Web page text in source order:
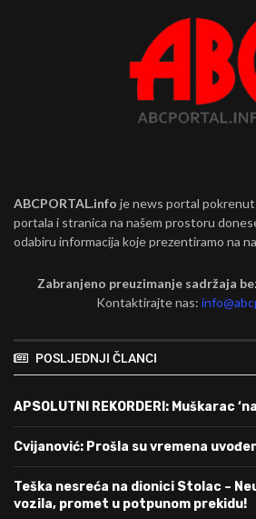
ABCPORTAL.info je news portal
portala i stranica na našem prostoru
odabiru informacija koje prezentiramo na
Zabranjeno preuzimanje sadržaja
Kontaktirajte nas:
POSLJEDNJI ČLANCI
APSOLUTNI REKORDERI: Muškarac
Cvijanović: Prošla su vremena
Teška nesreća na dionici Stolac –
vozila, promet u potpunom prekidu!